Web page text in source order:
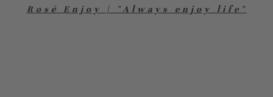
Rosé Enjoy | "Always enjoy life"